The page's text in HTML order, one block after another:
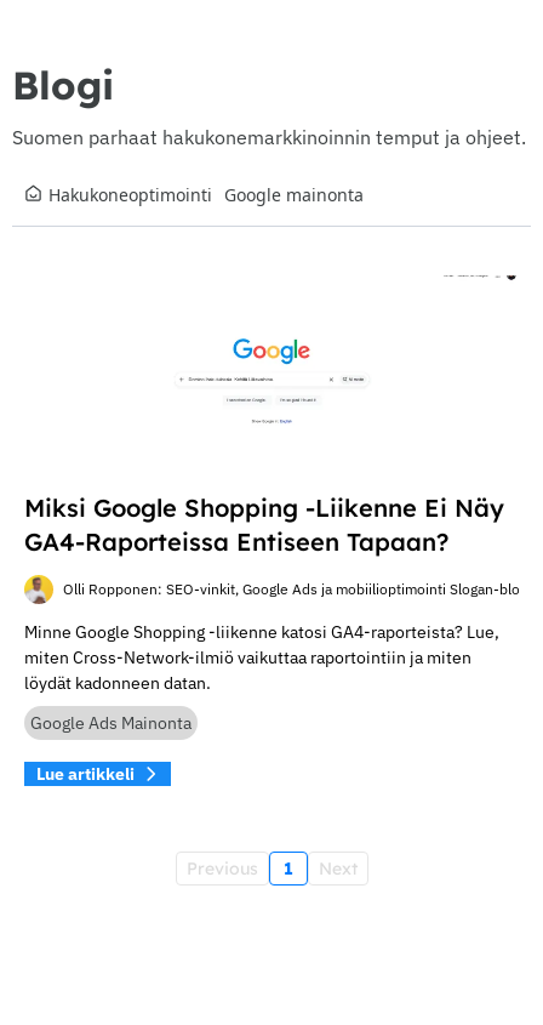
Blogi
Suomen parhaat hakukonemarkkinoinnin temput ja ohjeet.
Hakukoneoptimointi Google mainonta
Miksi Google Shopping -liikenne Ei Näy
GA4-Raporteissa Entiseen Tapaan?
Olli Ropponen: SEO-vinkit, Google Ads ja mobiilioptimointi Slogan-
Minne Google Shopping -liikenne katosi GA4-raporteista? Lue,
miten Cross-Network-ilmiö vaikuttaa raportointiin ja miten
löydät kadonneen datan.
Google Ads Mainonta
Lue artikkeli
Previous 1 Next